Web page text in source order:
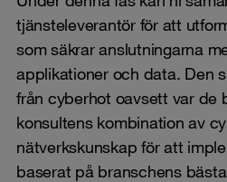
tjänsteleverantör för att
som säkrar anslutningarna
applikationer och data. Den
från cyberhot oavsett var de
konsultens kombination av
nätverkskunskap för att
baserat på branschens